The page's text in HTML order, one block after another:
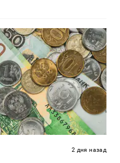
2 дня назад